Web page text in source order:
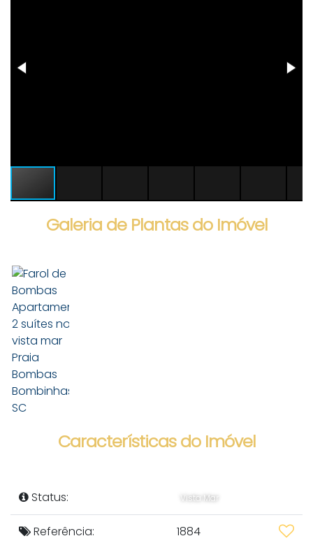
Galeria de Plantas do Imóvel
Características do Imóvel
Status: Vista Mar
Referência: 1884